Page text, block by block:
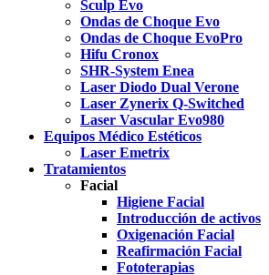
Sculp Evo
Ondas de Choque Evo
Ondas de Choque EvoPro
Hifu Cronox
SHR-System Enea
Laser Diodo Dual Verone
Laser Zynerix Q-Switched
Laser Vascular Evo980
Equipos Médico Estéticos
Laser Emetrix
Tratamientos
Facial
Higiene Facial
Introducción de activos
Oxigenación Facial
Reafirmación Facial
Fototerapias